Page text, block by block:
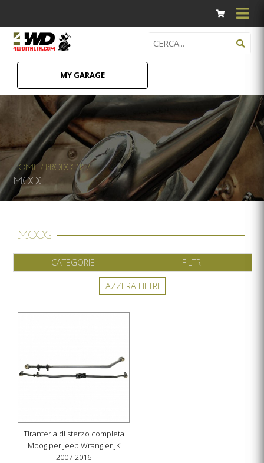
MY GARAGE
HOME /PRODOTTI /
MOOG
MOOG
CATEGORIE FILTRI
AZZERA FILTRI
Tiranteria di sterzo completa
Moog per Jeep Wrangler JK
2007-2016